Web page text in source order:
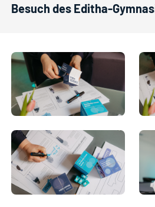
Besuch des Editha-